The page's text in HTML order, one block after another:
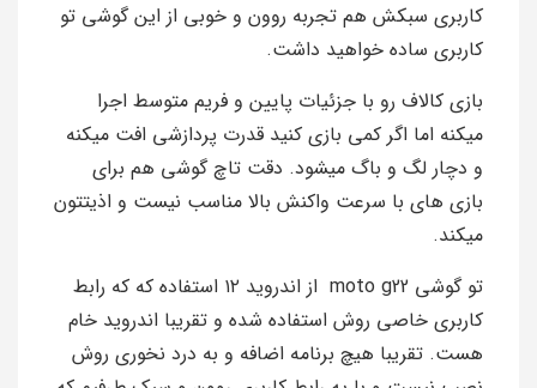
کاربری سبکش هم تجربه روون و خوبی از این گوشی تو
کاربری ساده خواهید داشت.
بازی کالاف رو با جزئیات پایین و فریم متوسط اجرا
میکنه اما اگر کمی بازی کنید قدرت پردازشی افت میکنه
و دچار لگ و باگ میشود. دقت تاچ گوشی هم برای
بازی های با سرعت واکنش بالا مناسب نیست و اذیتتون
میکند.
تو گوشی moto g22 از اندروید ۱۲ استفاده که که رابط
کاربری خاصی روش استفاده شده و تقریبا اندروید خام
هست. تقریبا هیچ برنامه اضافه و به درد نخوری روش